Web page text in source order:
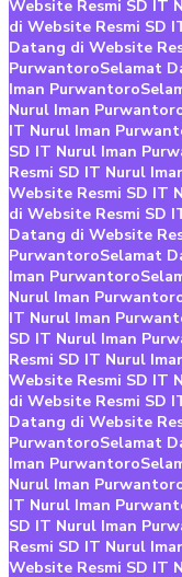
Website Resmi SD IT
di Website Resmi SD
Datang di Website
PurwantoroSelamat
Iman Purwantoro
Nurul Iman
IT Nurul Iman
SD IT Nurul Iman
Resmi SD IT Nurul
Website Resmi SD IT
di Website Resmi SD
Datang di Website
PurwantoroSelamat
Iman Purwantoro
Nurul Iman
IT Nurul Iman
SD IT Nurul Iman
Resmi SD IT Nurul
Website Resmi SD IT
di Website Resmi SD
Datang di Website
PurwantoroSelamat
Iman Purwantoro
Nurul Iman
IT Nurul Iman
SD IT Nurul Iman
Resmi SD IT Nurul
Website Resmi SD IT